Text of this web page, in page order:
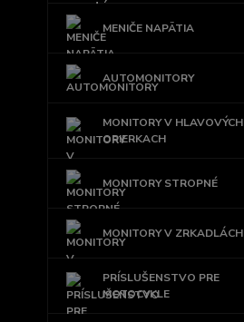
MENIČE NAPÄTIA
AUTOMONITORY
MONITORY V HLAVOVÝCH
OPIERKACH
MONITORY STROPNÉ
MONITORY V ZRKADLÁCH
PRÍSLUŠENSTVO PRE
MOTOCYKLE